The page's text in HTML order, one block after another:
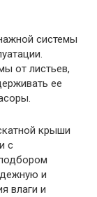
системы
от листьев,
ее
крыши
с
и
влаги и